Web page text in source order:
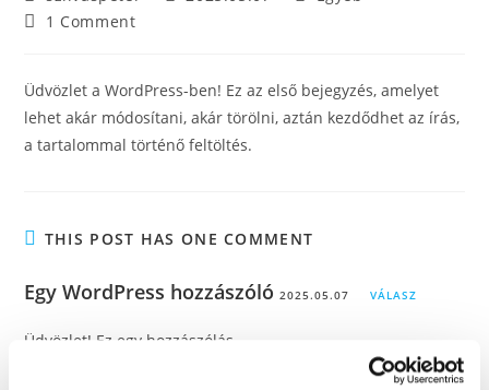
1 Comment
Üdvözlet a WordPress-ben! Ez az első bejegyzés, amelyet
lehet akár módosítani, akár törölni, aztán kezdődhet az írás,
a tartalommal történő feltöltés.
THIS POST HAS ONE COMMENT
Egy WordPress hozzászóló 2025.05.07 VÁLASZ
Üdvözlet! Ez egy hozzászólás.
A hozzászólások moderálásához, szerkesztéséhez és